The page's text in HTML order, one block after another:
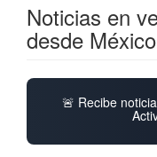
Noticias en
desde México
🚨 Recibe